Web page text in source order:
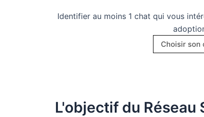
Identifier au moins 1 chat qui vous
Choisir son
L'objectif du Réseau